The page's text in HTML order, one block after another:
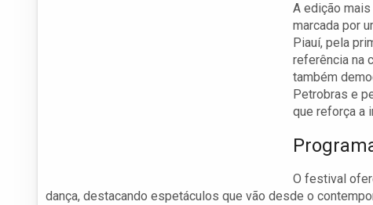
A edição
marcada por
Piauí, pela
referência na
também
Petrobras e
que reforça a
O festival
dança, destacando espetáculos que vão desde o